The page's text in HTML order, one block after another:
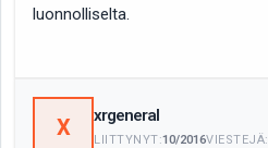
luonnolliselta.
X xrgeneral
LIITTYNYT:10/2016VIESTEJÄ: